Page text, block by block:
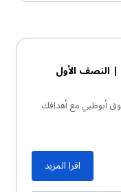
| النصف الأول
أبوظبي مع أهدافك
اقرا المزيد